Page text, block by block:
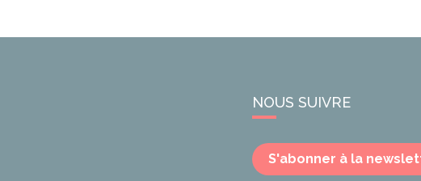
NOUS SUIVRE
S'abonner à la